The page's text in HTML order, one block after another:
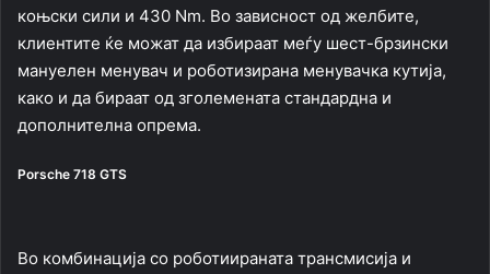
коњски сили и 430 Nm. Во зависност од желбите,
клиентите ќе можат да избираат меѓу шест-брзински
мануелен менувач и роботизирана менувачка кутија,
како и да бираат од зголемената стандардна и
дополнителна опрема.
Porsche 718 GTS
Во комбинација со роботиираната трансмисија и